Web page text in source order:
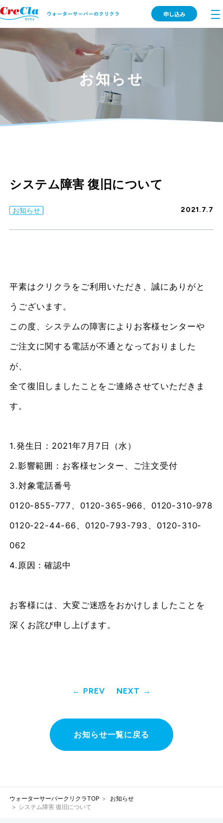
申し込み
お知らせ
システム障害 復旧について
お知らせ 2021.7.7
平素はクリクラをご利用いただき、誠にありがと
うございます。
この度、システムの障害によりお客様センターや
ご注文に関する電話が不通となっておりました
が、
全て復旧しましたことをご連絡させていただきま
す。
1.発生日：2021年7月7日（水）
2.影響範囲：お客様センター、ご注文受付
3.対象電話番号
0120-855-777、0120-365-966、0120-310-978
0120-22-44-66、0120-793-793、0120-310-
062
4.原因：確認中
お客様には、大変ご迷惑をおかけしましたことを
深くお詫び申し上げます。
PREV NEXT
お知らせ一覧に戻る
ウォーターサーバークリクラTOP
お知らせ
システム障害 復旧について